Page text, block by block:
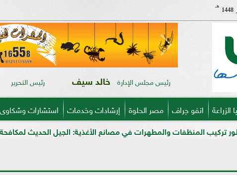
1448
هـ
رئيس مجلس الإدارة خالد سيف رئيس التحرير
الزراعة انفو جراف مصر الحلوة إرشادات وخدمات استشارات وشكاوى
في مصانع الأغذية: الجيل الحديث لمكافحة البيوفيلم في قطاعي